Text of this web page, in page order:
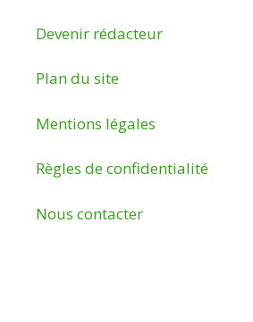
Devenir rédacteur
Plan du site
Mentions légales
Règles de confidentialité
Nous contacter